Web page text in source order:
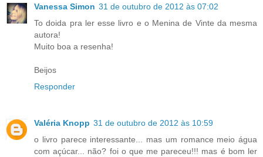
Vanessa Simon 31 de outubro de 2012 às 07:02
To doida pra ler esse livro e o Menina de Vinte da mesma
autora!
Muito boa a resenha!
Beijos
Responder
Valéria Knopp 31 de outubro de 2012 às 10:59
o livro parece interessante... mas um romance meio água
com açúcar... não? foi o que me pareceu!!! mas é bom ler